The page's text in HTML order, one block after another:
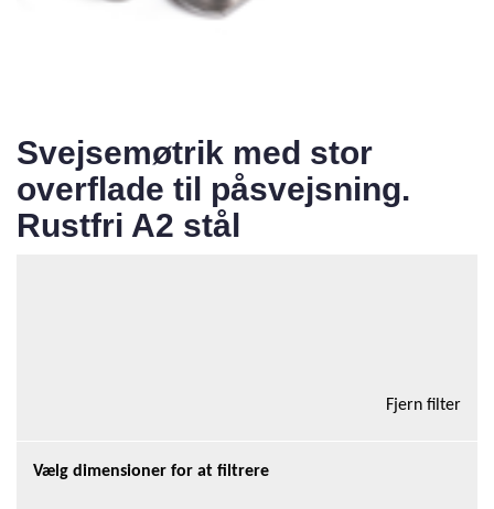
Svejsemøtrik med stor
overflade til påsvejsning.
Rustfri A2 stål
Fjern filter
Vælg dimensioner for at filtrere